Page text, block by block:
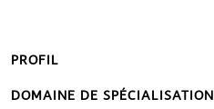
PROFIL
DOMAINE DE SPÉCIALISATION